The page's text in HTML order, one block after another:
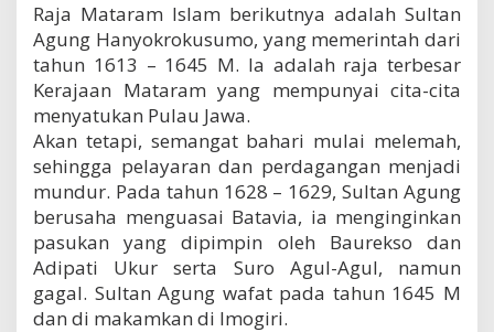
a
d
4
?
Raja Mataram Islam berikutnya adalah Sultan
Agung Hanyokrokusumo, yang memerintah dari
tahun 1613 – 1645 M. Ia adalah raja terbesar
Kerajaan Mataram yang mempunyai cita-cita
menyatukan Pulau Jawa.
Akan tetapi, semangat bahari mulai melemah,
sehingga pelayaran dan perdagangan menjadi
mundur. Pada tahun 1628 – 1629, Sultan Agung
berusaha menguasai Batavia, ia menginginkan
pasukan yang dipimpin oleh Baurekso dan
Adipati Ukur serta Suro Agul-Agul, namun
gagal. Sultan Agung wafat pada tahun 1645 M
dan di makamkan di Imogiri.